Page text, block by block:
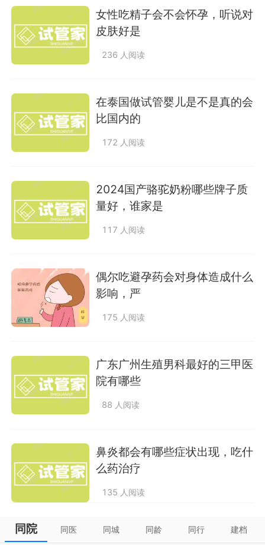
女性吃精子会不会怀孕，听说对
皮肤好是
236 人阅读
在泰国做试管婴儿是不是真的会
比国内的
172 人阅读
2024国产骆驼奶粉哪些牌子质
量好，谁家是
117 人阅读
偶尔吃避孕药会对身体造成什么
影响，严
175 人阅读
广东广州生殖男科最好的三甲医
院有哪些
88 人阅读
鼻炎都会有哪些症状出现，吃什
么药治疗
135 人阅读
同院 同医 同城 同龄 同行 建档